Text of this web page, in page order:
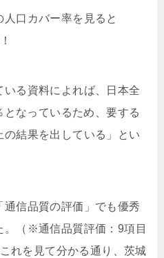
口カバー率を見ると
る資料によれば、日本全
なっているため、要する
結果を出している」とい
信品質の評価」でも優秀
。（※通信品質評価：9項目
れを見て分かる通り、茨城